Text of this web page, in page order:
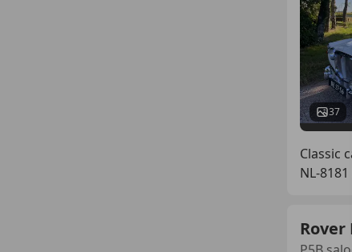
37
Classic
NL-8181
Rover